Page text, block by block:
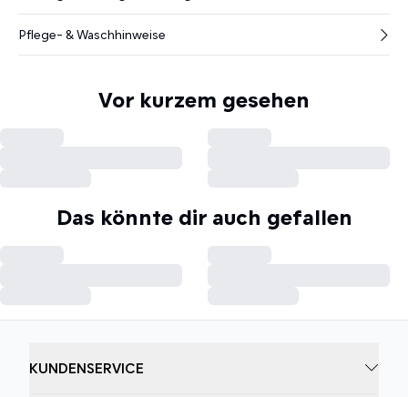
Pflege- & Waschhinweise
Vor kurzem gesehen
Das könnte dir auch gefallen
KUNDENSERVICE